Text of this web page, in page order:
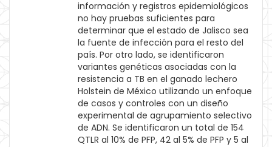
información y registros epidemiológicos
no hay pruebas suficientes para
determinar que el estado de Jalisco sea
la fuente de infección para el resto del
país. Por otro lado, se identificaron
variantes genéticas asociadas con la
resistencia a TB en el ganado lechero
Holstein de México utilizando un enfoque
de casos y controles con un diseño
experimental de agrupamiento selectivo
de ADN. Se identificaron un total de 154
QTLR al 10% de PFP, 42 al 5% de PFP y 5 al